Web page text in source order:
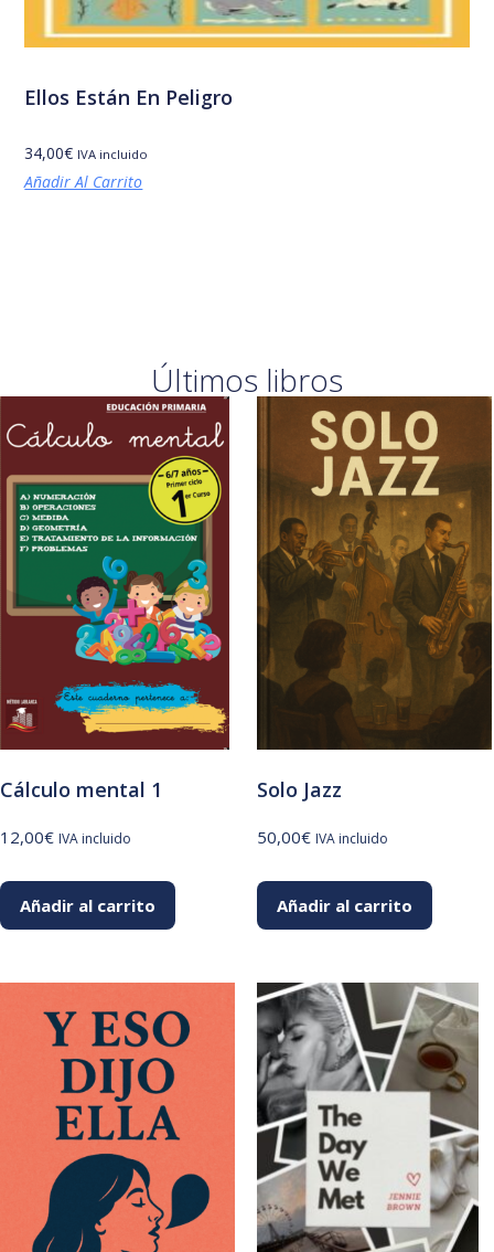
Ellos Están En Peligro
34,00€ IVA incluido
Añadir Al Carrito
Últimos libros
Cálculo mental 1
12,00€ IVA incluido
Añadir al carrito
Solo Jazz
50,00€ IVA incluido
Añadir al carrito